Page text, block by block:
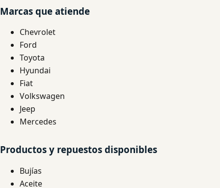
Marcas que atiende
Chevrolet
Ford
Toyota
Hyundai
Fiat
Volkswagen
Jeep
Mercedes
Productos y repuestos disponibles
Bujías
Aceite